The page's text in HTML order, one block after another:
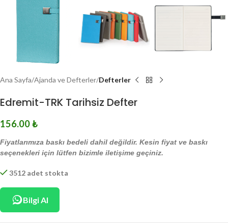
Ana Sayfa Ajanda ve Defterler Defterler
Edremit-TRK Tarihsiz Defter
156.00₺
Fiyatlarımıza baskı bedeli dahil değildir. Kesin fiyat ve baskı
seçenekleri için lütfen bizimle iletişime geçiniz.
3512 adet stokta
Bilgi Al